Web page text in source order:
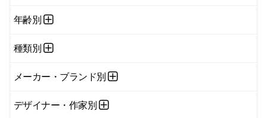
年齢別
種類別
メーカー・ブランド別
デザイナー・作家別